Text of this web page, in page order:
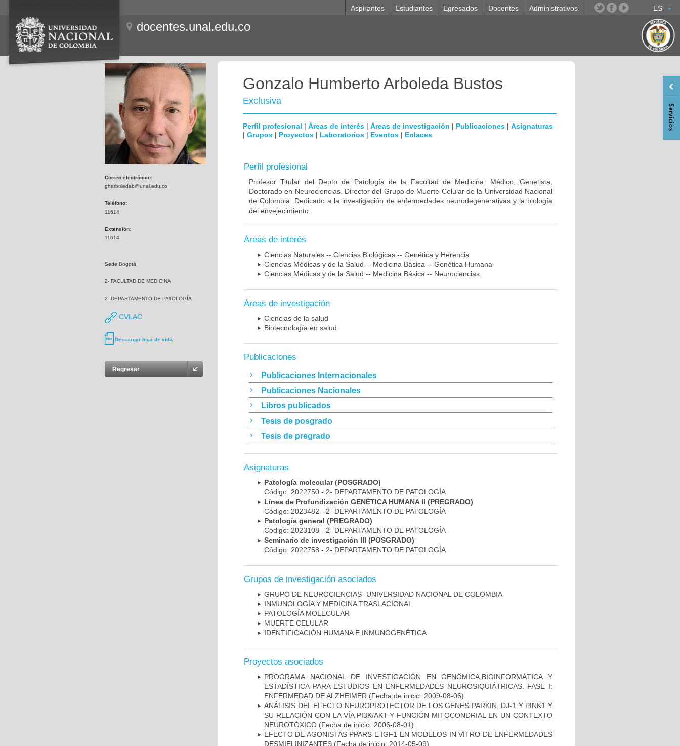
ES
Aspirantes Estudiantes Egresados Docentes Administrativos
docentes.unal.edu.co
Correo electrónico:
gharboledab@unal.edu.co
Teléfono:
11614
Extensión:
11614
Sede Bogotá
2- FACULTAD DE MEDICINA
2- DEPARTAMENTO DE PATOLOGÍA
CVLAC
Descargar hoja de vida
Regresar
Gonzalo Humberto Arboleda Bustos
Exclusiva
Perfil profesional | Áreas de interés | Áreas de investigación | Publicaciones | Asignaturas
| Grupos | Proyectos | Laboratorios | Eventos | Enlaces
Perfil profesional
Profesor Titular del Depto de Patología de la Facultad de Medicina. Médico, Genetista,
Doctorado en Neurociencias. Director del Grupo de Muerte Celular de la Universidad Nacional
de Colombia. Dedicado a la investigación de enfermedades neurodegenerativas y la biología
del envejecimiento.
Áreas de interés
Ciencias Naturales -- Ciencias Biológicas -- Genética y Herencia
Ciencias Médicas y de la Salud -- Medicina Básica -- Genética Humana
Ciencias Médicas y de la Salud -- Medicina Básica -- Neurociencias
Áreas de investigación
Ciencias de la salud
Biotecnología en salud
Publicaciones
Publicaciones Internacionales
Publicaciones Nacionales
Libros publicados
Tesis de posgrado
Tesis de pregrado
Asignaturas
Patología molecular (POSGRADO)
Código: 2022750 - 2- DEPARTAMENTO DE PATOLOGÍA
Línea de Profundización GENÉTICA HUMANA II (PREGRADO)
Código: 2023482 - 2- DEPARTAMENTO DE PATOLOGÍA
Patología general (PREGRADO)
Código: 2023108 - 2- DEPARTAMENTO DE PATOLOGÍA
Seminario de investigación III (POSGRADO)
Código: 2022758 - 2- DEPARTAMENTO DE PATOLOGÍA
Grupos de investigación asociados
GRUPO DE NEUROCIENCIAS- UNIVERSIDAD NACIONAL DE COLOMBIA
INMUNOLOGÍA Y MEDICINA TRASLACIONAL
PATOLOGÍA MOLECULAR
MUERTE CELULAR
IDENTIFICACIÓN HUMANA E INMUNOGENÉTICA
Proyectos asociados
PROGRAMA NACIONAL DE INVESTIGACIÓN EN GENÓMICA,BIOINFORMÁTICA Y
ESTADÍSTICA PARA ESTUDIOS EN ENFERMEDADES NEUROSIQUIÁTRICAS. FASE I:
ENFERMEDAD DE ALZHEIMER (Fecha de inicio: 2009-08-06)
ANÁLISIS DEL EFECTO NEUROPROTECTOR DE LOS GENES PARKIN, DJ-1 Y PINK1 Y
SU RELACIÓN CON LA VÍA PI3K/AKT Y FUNCIÓN MITOCONDRIAL EN UN CONTEXTO
NEUROTÓXICO (Fecha de inicio: 2006-08-01)
EFECTO DE AGONISTAS PPARS E IGF1 EN MODELOS IN VITRO DE ENFERMEDADES
DESMIELINIZANTES (Fecha de inicio: 2014-05-09)